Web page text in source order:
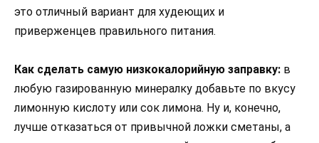
это отличный вариант для худеющих и
приверженцев правильного питания.
Как сделать самую низкокалорийную заправку: в
любую газированную минералку добавьте по вкусу
лимонную кислоту или сок лимона. Ну и, конечно,
лучше отказаться от привычной ложки сметаны, а